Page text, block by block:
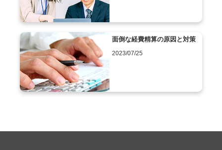
面倒な経費精算の原因と対策
2023/07/25